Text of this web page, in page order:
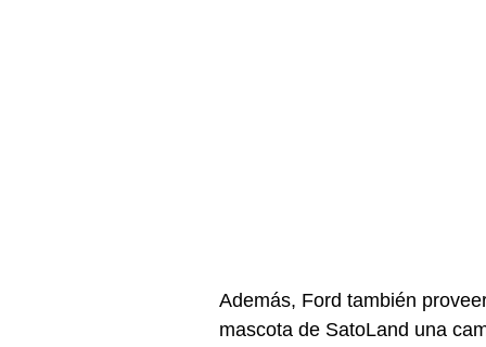
Además, Ford también
mascota de SatoLand una